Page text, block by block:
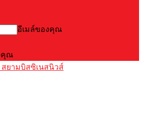
อีเมล์ของคุณ
คุณ
สยามบิสซิเนสนิวส์